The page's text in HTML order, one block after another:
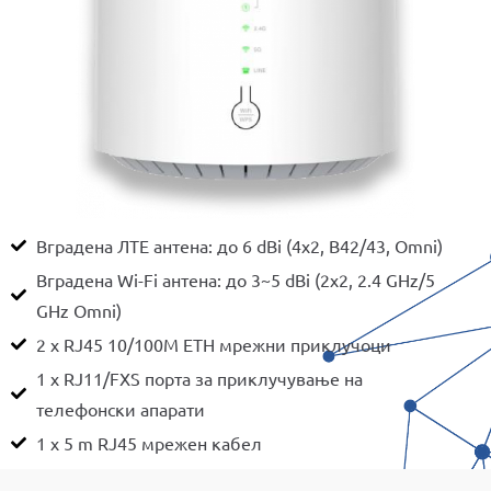
Вградена ЛТЕ антена: до 6 dBi (4x2, B42/43, Omni)
Вградена Wi-Fi антена: до 3~5 dBi (2x2, 2.4 GHz/5
GHz Omni)
2 x RJ45 10/100M ETH мрежни приклучоци
1 x RJ11/FXS порта за приклучување на
телефонски апарати
1 x 5 m RJ45 мрежен кабел